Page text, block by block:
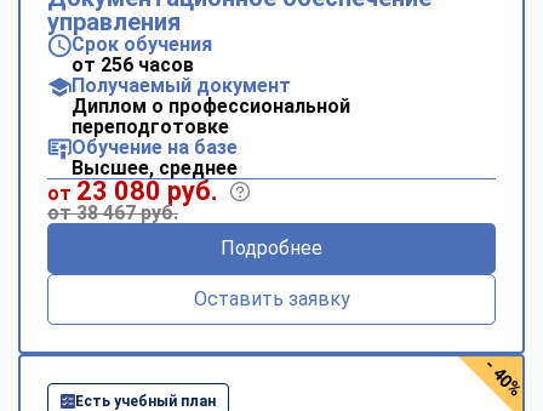
управления
Срок обучения
от 256 часов
Получаемый документ
Диплом о профессиональной
переподготовке
Обучение на базе
Высшее, среднее
от 23 080 руб.
от 38 467 руб.
Подробнее
Оставить заявку
Есть учебный план
- 40%